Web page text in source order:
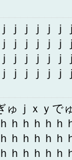
ｊｊｊｊｊ
ｊｊｊｊｊ
ｊｊｊｊｊ
ｊｊｊｊｊ
ゅｊｘｙで
ｈｈｈｈｈ
ｈｈｈｈｈ
ｈｈｈｈｈ